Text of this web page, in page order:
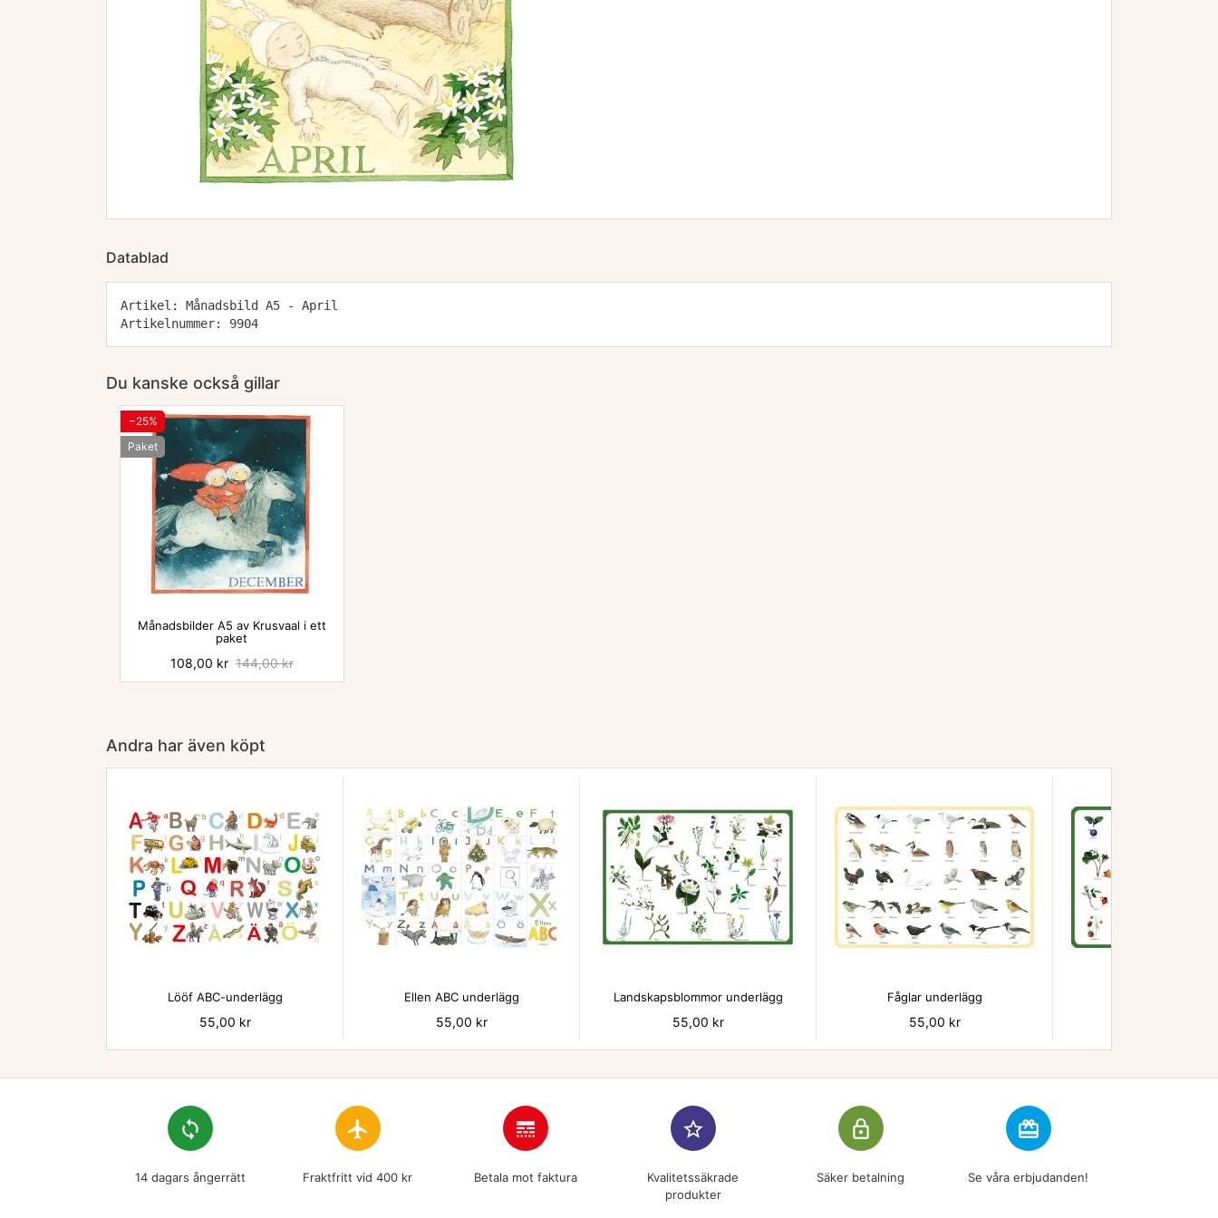
Datablad
Artikel: Månadsbild A5 - April
Artikelnummer: 9904
Du kanske också gillar
−25%
Paket

Månadsbilder A5 av Krusvaal i ett
paket
Pris
108,00 kr Baspris
144,00 kr
Andra har även köpt

Lööf ABC-underlägg
Pris
55,00 kr

Ellen ABC underlägg
Pris
55,00 kr
Landskapsblommor underlägg
Pris
55,00 kr

Fåglar underlägg
Pris
55,00 kr
loop
14 dagars ångerrätt
flight
Fraktfritt vid 400 kr
line_style
Betala mot faktura
star_border
Kvalitetssäkrade
produkter
lock_outline
Säker betalning
redeem
Se våra erbjudanden!